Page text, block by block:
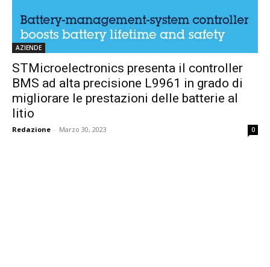
AZIENDE
STMicroelectronics presenta il controller
BMS ad alta precisione L9961 in grado di
migliorare le prestazioni delle batterie al
litio
Redazione - Marzo 30, 2023 0